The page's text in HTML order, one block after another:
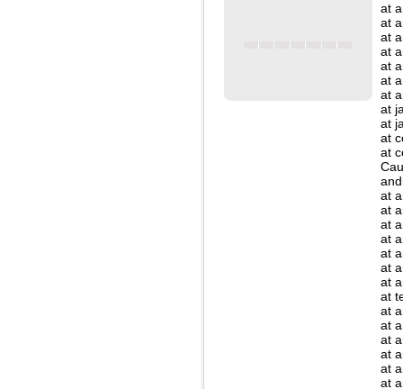
at
at
at
at
at
at
at
at
at
at
at
at
at
at
at
at
at
at
at
at
at
at
at
at
at